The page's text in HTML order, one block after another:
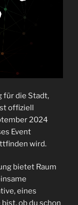
für die Stadt,
offiziell
2024
Event
wird.
bietet Raum
eines
ob du schon